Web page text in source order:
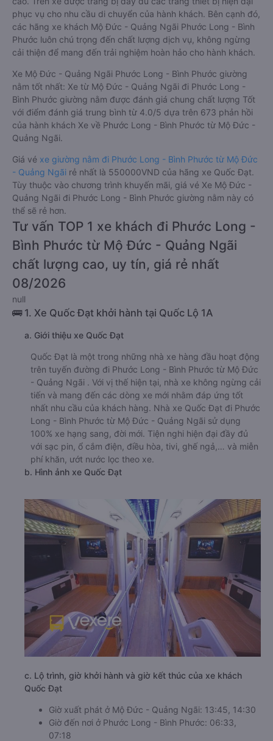
phục vụ cho nhu cầu di chuyển của hành khách. Bên cạnh đó,
các hãng xe khách Mộ Đức - Quảng Ngãi Phước Long - Bình
Phước luôn chú trọng đến chất lượng dịch vụ, không ngừng
cải thiện để mang đến trải nghiệm hoàn hảo cho hành khách.
Xe Mộ Đức - Quảng Ngãi Phước Long - Bình Phước giường
nằm tốt nhất: Xe từ Mộ Đức - Quảng Ngãi đi Phước Long -
Bình Phước giường nằm được đánh giá chung chất lượng Tốt
với điểm đánh giá trung bình từ 4.0/5 dựa trên 673 phản hồi
của hành khách Xe về Phước Long - Bình Phước từ Mộ Đức -
Quảng Ngãi.
Giá vé xe giường nằm đi Phước Long - Bình Phước từ Mộ Đức
- Quảng Ngãi rẻ nhất là 550000VND của hãng xe Quốc Đạt.
Tùy thuộc vào chương trình khuyến mãi, giá vé Xe Mộ Đức -
Quảng Ngãi đi Phước Long - Bình Phước giường nằm này có
thể sẽ rẻ hơn.
Tư vấn TOP 1 xe khách đi Phước Long -
Bình Phước từ Mộ Đức - Quảng Ngãi
chất lượng cao, uy tín, giá rẻ nhất
08/2026
null
🚌 1. Xe Quốc Đạt khởi hành tại Quốc Lộ 1A
a. Giới thiệu xe Quốc Đạt
Quốc Đạt là một trong những nhà xe hàng đầu hoạt động
trên tuyến đường đi Phước Long - Bình Phước từ Mộ Đức
- Quảng Ngãi . Với vị thế hiện tại, nhà xe không ngừng cải
tiến và mang đến các dòng xe mới nhằm đáp ứng tốt
nhất nhu cầu của khách hàng. Nhà xe Quốc Đạt đi Phước
Long - Bình Phước từ Mộ Đức - Quảng Ngãi sử dụng
100% xe hạng sang, đời mới. Tiện nghi hiện đại đầy đủ
với sạc pin, ổ cắm điện, điều hòa, tivi, ghế ngả,… và miễn
phí khăn, ướt nước lọc theo xe.
b. Hình ảnh xe Quốc Đạt
c. Lộ trình, giờ khởi hành và giờ kết thúc của xe khách
Quốc Đạt
Giờ xuất phát ở Mộ Đức - Quảng Ngãi: 13:45, 14:30
Giờ đến nơi ở Phước Long - Bình Phước: 06:33,
07:18